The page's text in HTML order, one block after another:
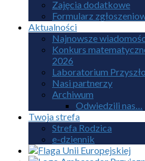
Zajęcia dodatkowe
Formularz
Aktualności
Najnowsze
Konkurs
2026
Laboratorium
Nasi partnerzy
Archiwum
Odwiedzili nas…
Twoja strefa
Strefa Rodzica
e-dziennik